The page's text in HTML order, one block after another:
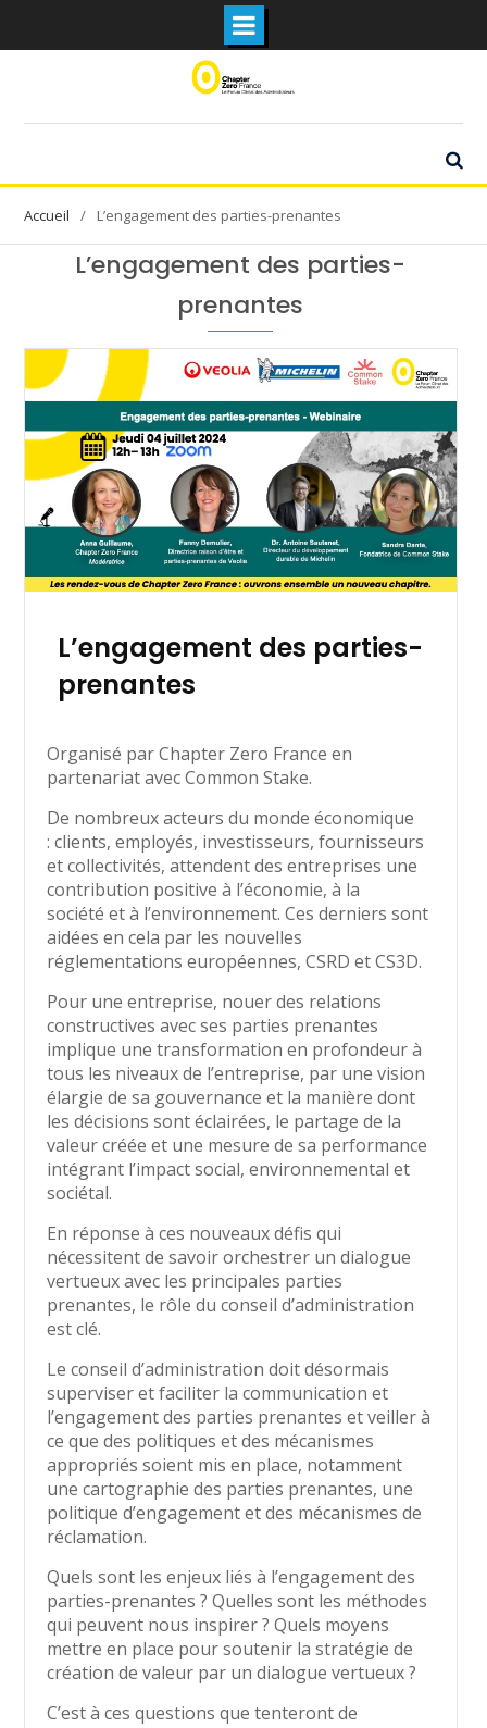
L’engagement des parties-prenantes
L’engagement des parties-
prenantes
L’engagement des parties-
prenantes
Organisé par Chapter Zero France en
partenariat avec Common Stake.
De nombreux acteurs du monde économique
: clients, employés, investisseurs, fournisseurs
et collectivités, attendent des entreprises une
contribution positive à l’économie, à la
société et à l’environnement. Ces derniers sont
aidées en cela par les nouvelles
réglementations européennes, CSRD et CS3D.
Pour une entreprise, nouer des relations
constructives avec ses parties prenantes
implique une transformation en profondeur à
tous les niveaux de l’entreprise, par une vision
élargie de sa gouvernance et la manière dont
les décisions sont éclairées, le partage de la
valeur créée et une mesure de sa performance
intégrant l’impact social, environnemental et
sociétal.
En réponse à ces nouveaux défis qui
nécessitent de savoir orchestrer un dialogue
vertueux avec les principales parties
prenantes, le rôle du conseil d’administration
est clé.
Le conseil d’administration doit désormais
superviser et faciliter la communication et
l’engagement des parties prenantes et veiller à
ce que des politiques et des mécanismes
appropriés soient mis en place, notamment
une cartographie des parties prenantes, une
politique d’engagement et des mécanismes de
réclamation.
Quels sont les enjeux liés à l’engagement des
parties-prenantes ? Quelles sont les méthodes
qui peuvent nous inspirer ? Quels moyens
mettre en place pour soutenir la stratégie de
création de valeur par un dialogue vertueux ?
C’est à ces questions que tenteront de